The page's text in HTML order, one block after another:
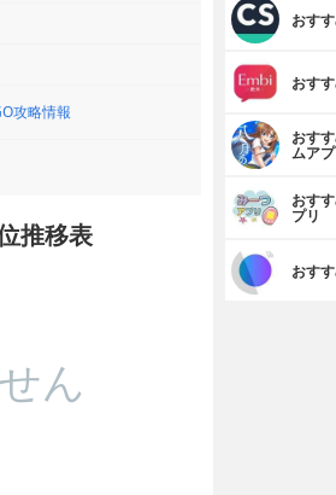
攻略情報
推移表
ん
おす
おす
おす
ムア
おす
プリ
おす